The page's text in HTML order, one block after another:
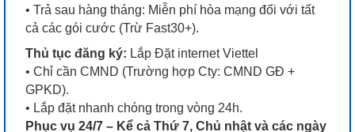
• Trả sau hàng tháng: Miễn phí hòa mạng đối với tất
cả các gói cước (Trừ Fast30+).
Thủ tục đăng ký: Lắp Đặt internet Viettel
• Chỉ cần CMND (Trường hợp Cty: CMND GĐ +
GPKD).
• Lắp đặt nhanh chóng trong vòng 24h.
Phục vụ 24/7 – Kể cả Thứ 7, Chủ nhật và các ngày